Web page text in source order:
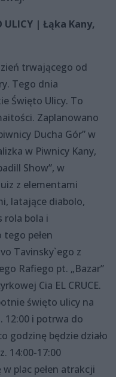
ULICY | Łąka Kany,
trwającego od
Tego dnia
Święto Ulicy. To
Zaplanowano
Ducha Gór” w
w Piwnicy Kany,
Show”, w
z elementami
latające diabolo,
rola bola i
pełen
Tavinsky`ego z
Rafiego pt. „Bazar”
Cia EL CRUCE.
święto ulicy na
12:00 i potrwa do
godzinę będzie działo
14:00-17:00
plac pełen atrakcji